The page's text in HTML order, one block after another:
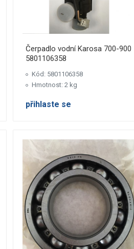
Čerpadlo vodní Karosa 700-900
5801106358
Kód: 5801106358
Hmotnost: 2 kg
přihlaste se